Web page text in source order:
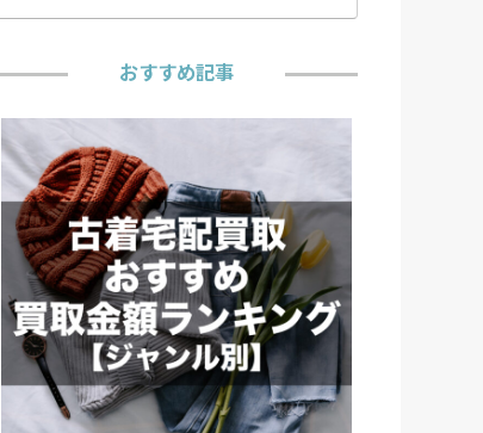
おすすめ記事